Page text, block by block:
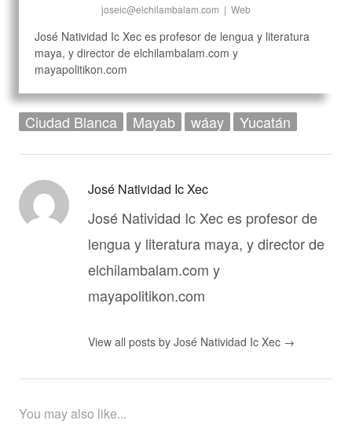
joseic@elchilambalam.com | Web
José Natividad Ic Xec es profesor de lengua y literatura
maya, y director de elchilambalam.com y
mayapolitikon.com
Ciudad Blanca Mayab wáay Yucatán
José Natividad Ic Xec
José Natividad Ic Xec es profesor de
lengua y literatura maya, y director de
elchilambalam.com y
mayapolitikon.com
View all posts by José Natividad Ic Xec →
You may also like...